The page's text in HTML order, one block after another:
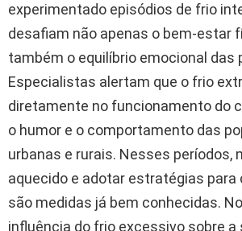
experimentado episódios de frio
desafiam não apenas o bem-estar
também o equilíbrio emocional das
Especialistas alertam que o frio
diretamente no funcionamento do
o humor e o comportamento das
urbanas e rurais. Nesses períodos,
aquecido e adotar estratégias para
são medidas já bem conhecidas.
influência do frio excessivo sobre a